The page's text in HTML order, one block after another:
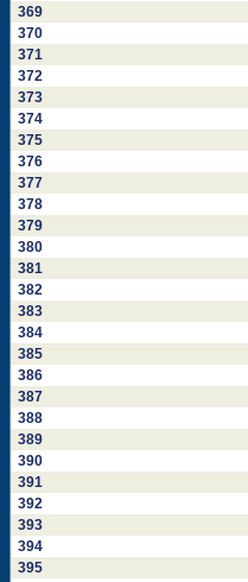
369
370
371
372
373
374
375
376
377
378
379
380
381
382
383
384
385
386
387
388
389
390
391
392
393
394
395